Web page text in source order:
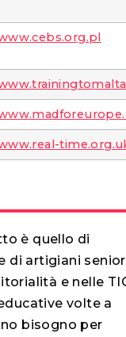
è quello di
di artigiani
e nelle
volte a
bisogno per